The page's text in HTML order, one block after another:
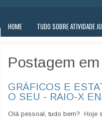
HOME TUDO SOBRE ATIVIDADE
Postagem
GRÁFICOS E
O SEU - RAIO-X
Olá pessoal, tudo bem? Hoje